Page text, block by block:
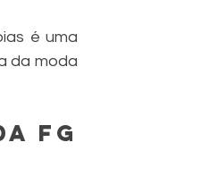
é uma
da moda
FG